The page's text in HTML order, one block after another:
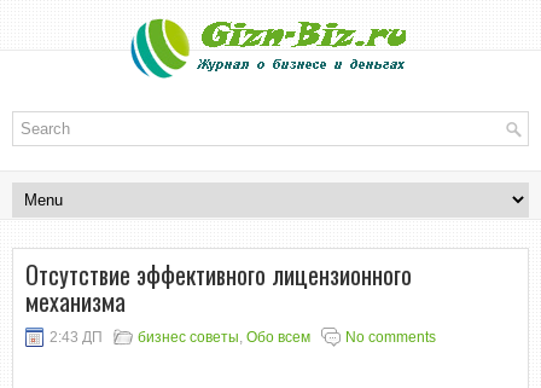
Отсутствие эффективного лицензионного
механизма
2:43 ДП бизнес советы, Обо всем No comments